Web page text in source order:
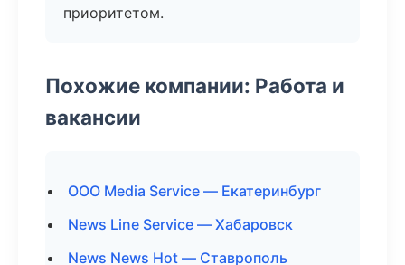
приоритетом.
Похожие компании: Работа и
вакансии
ООО Media Service — Екатеринбург
News Line Service — Хабаровск
News News Hot — Ставрополь